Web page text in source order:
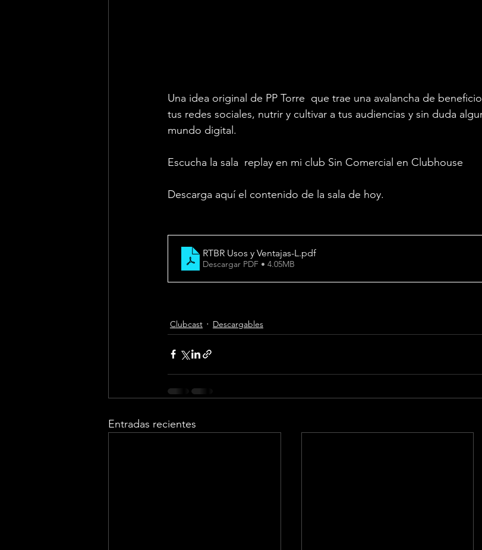
Una idea original de PP Torre  que trae una avalancha de
tus redes sociales, nutrir y cultivar a tus audiencias y sin duda
mundo digital.
Escucha la sala  replay en mi club Sin Comercial en Clubhouse
Descarga aquí el contenido de la sala de hoy.
RTBR Usos y Ventajas-L.pdf
Descargar PDF • 4.05MB
Clubcast Descargables
Entradas recientes